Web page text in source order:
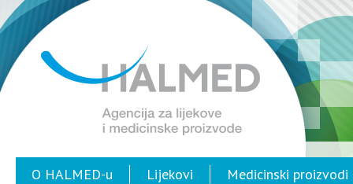
O HALMED-u Lijekovi Medicinski proizvodi